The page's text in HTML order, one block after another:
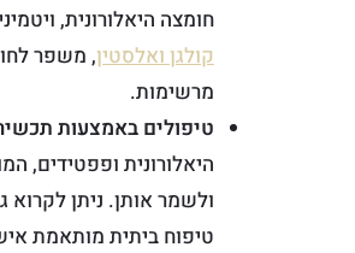
חומצה היאלורונית,
קולגן ואלסטין, משפר
מרשימות.
טיפולים באמצעות
היאלורונית ופפטידים,
ולשמר אותן. ניתן
טיפוח ביתית מותאמת